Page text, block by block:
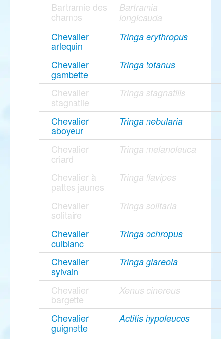
Bartramie des
champs
Bartramia
longicauda
Chevalier
arlequin
Tringa erythropus
Chevalier
gambette
Tringa totanus
Chevalier
stagnatile
Tringa stagnatilis
Chevalier
aboyeur
Tringa nebularia
Chevalier
criard
Tringa melanoleuca
Chevalier à
pattes jaunes
Tringa flavipes
Chevalier
solitaire
Tringa solitaria
Chevalier
culblanc
Tringa ochropus
Chevalier
sylvain
Tringa glareola
Chevalier
bargette
Xenus cinereus
Chevalier
guignette
Actitis hypoleucos